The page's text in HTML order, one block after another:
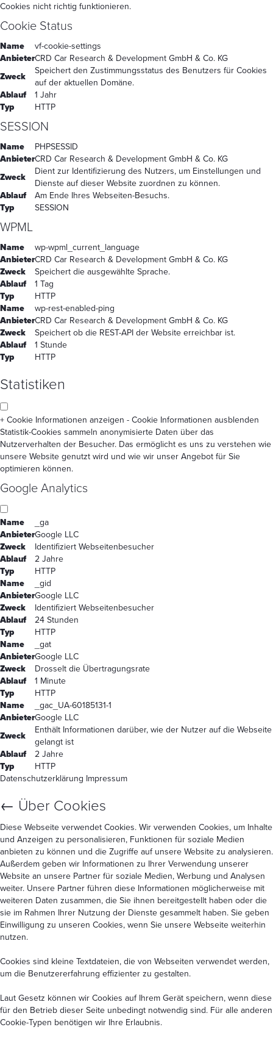
Cookies nicht richtig funktionieren.
Cookie Status
Name
vf-cookie-settings
AnbieterCRD Car Research & Development GmbH & Co. KG
Zweck
Speichert den Zustimmungsstatus des Benutzers für Cookies
auf der aktuellen Domäne.
Ablauf
1 Jahr
Typ
HTTP
SESSION
Name
PHPSESSID
AnbieterCRD Car Research & Development GmbH & Co. KG
Zweck
Dient zur Identifizierung des Nutzers, um Einstellungen und
Dienste auf dieser Website zuordnen zu können.
Ablauf
Am Ende Ihres Webseiten-Besuchs.
Typ
SESSION
WPML
Name
wp-wpml_current_language
AnbieterCRD Car Research & Development GmbH & Co. KG
Zweck
Speichert die ausgewählte Sprache.
Ablauf
1 Tag
Typ
HTTP
Name
wp-rest-enabled-ping
AnbieterCRD Car Research & Development GmbH & Co. KG
Zweck
Speichert ob die REST-API der Website erreichbar ist.
Ablauf
1 Stunde
Typ
HTTP
Statistiken
+ Cookie Informationen anzeigen - Cookie Informationen ausblenden
Statistik-Cookies sammeln anonymisierte Daten über das
Nutzerverhalten der Besucher. Das ermöglicht es uns zu verstehen wie
unsere Website genutzt wird und wie wir unser Angebot für Sie
optimieren können.
Google Analytics
Name
_ga
AnbieterGoogle LLC
Zweck
Identifiziert Webseitenbesucher
Ablauf
2 Jahre
Typ
HTTP
Name
_gid
AnbieterGoogle LLC
Zweck
Identifiziert Webseitenbesucher
Ablauf
24 Stunden
Typ
HTTP
Name
_gat
AnbieterGoogle LLC
Zweck
Drosselt die Übertragungsrate
Ablauf
1 Minute
Typ
HTTP
Name
_gac_UA-60185131-1
AnbieterGoogle LLC
Zweck
Enthält Informationen darüber, wie der Nutzer auf die Webseite
gelangt ist
Ablauf
2 Jahre
Typ
HTTP
Datenschutzerklärung Impressum
← Über Cookies
Diese Webseite verwendet Cookies. Wir verwenden Cookies, um Inhalte
und Anzeigen zu personalisieren, Funktionen für soziale Medien
anbieten zu können und die Zugriffe auf unsere Website zu analysieren.
Außerdem geben wir Informationen zu Ihrer Verwendung unserer
Website an unsere Partner für soziale Medien, Werbung und Analysen
weiter. Unsere Partner führen diese Informationen möglicherweise mit
weiteren Daten zusammen, die Sie ihnen bereitgestellt haben oder die
sie im Rahmen Ihrer Nutzung der Dienste gesammelt haben. Sie geben
Einwilligung zu unseren Cookies, wenn Sie unsere Webseite weiterhin
nutzen.
Cookies sind kleine Textdateien, die von Webseiten verwendet werden,
um die Benutzererfahrung effizienter zu gestalten.
Laut Gesetz können wir Cookies auf Ihrem Gerät speichern, wenn diese
für den Betrieb dieser Seite unbedingt notwendig sind. Für alle anderen
Cookie-Typen benötigen wir Ihre Erlaubnis.